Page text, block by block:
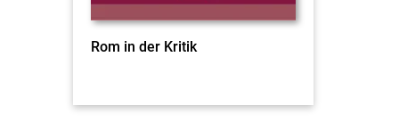
Rom in der Kritik